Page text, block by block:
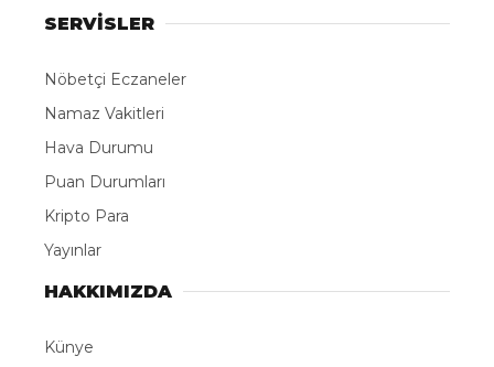
SERVİSLER
Nöbetçi Eczaneler
Namaz Vakitleri
Hava Durumu
Puan Durumları
Kripto Para
Yayınlar
HAKKIMIZDA
Künye